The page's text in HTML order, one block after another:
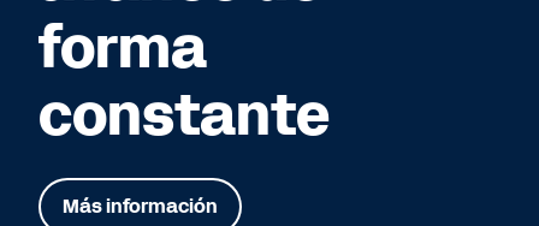
forma
constante
Más información